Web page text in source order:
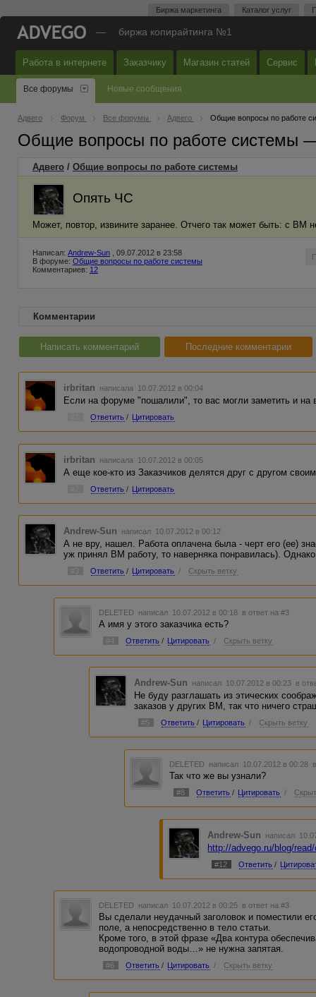
Биржа маркетинга Каталог услуг
— биржа копирайтинга №1
Работа в интернете Заказчику Магазин статей Сервис
Все форумы Новые сообщения
Адвего Форум Все форумы Адвего Общие вопросы по работе
Общие вопросы по работе системы
Адвего / Общие вопросы по работе системы
Опять ЧС
Может, повтор, извините заранее. Отчего так может быть: с ВМ
Написал: Andrew-Sun , 09.07.2012 в 23:58
В форуме: Общие вопросы по работе системы
Комментариев: 12
Комментарии
Написать комментарий Последние комментарии
irbritan написала 10.07.2012 в 00:04
Если на форуме "пошалили", то вас могли заметить и на
Ответить / Цитировать
irbritan написала 10.07.2012 в 00:05
А еще кое-кто из Заказчиков делятся друг с другом
Ответить / Цитировать
Andrew-Sun написал 10.07.2012 в 00:12
А не вру, нашел. Работа оплачена была - черт его (ее)
уж принял ВМ работу, то наверняка понравилась).
Ответить / Цитировать / Скрыть ветку
DELETED написал 10.07.2012 в 00:18 в ответ на #3
А имя у этого заказчика есть?
#4 Ответить / Цитировать / Скрыть ветку
Andrew-Sun написал 10.07.2012 в 00:23 в
Не буду разглашать из этических
заказов у других ВМ, так что ничего
#5 Ответить / Цитировать / Скрыть ветку
DELETED написал 10.07.2012 в 00:28
Так что же вы узнали?
#8 Ответить / Цитировать /
Andrew-Sun написал
http://advego.ru/blog/
#12 Ответить /
DELETED написал 10.07.2012 в 00:25 в ответ на #3
Вы сделали неудачный заголовок и поместили
поле, а непосредственно в тело статьи.
Кроме того, в этой фразе «Два контура
водопроводной воды…» не нужна запятая.
#6 Ответить / Цитировать / Скрыть ветку